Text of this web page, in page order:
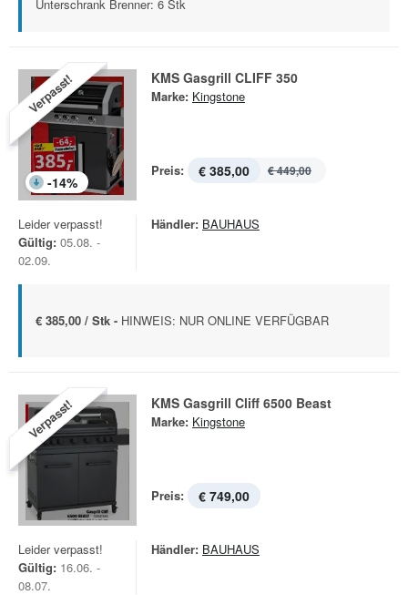
Unterschrank Brenner: 6 Stk
Verpasst!
-14%
KMS Gasgrill CLIFF 350
Marke: Kingstone
Preis: € 385,00 € 449,00
Leider verpasst!
Gültig: 05.08. -
02.09.
Händler: BAUHAUS
€ 385,00 / Stk - HINWEIS: NUR ONLINE VERFÜGBAR
Verpasst! KMS Gasgrill Cliff 6500 Beast
Marke: Kingstone
Preis: € 749,00
Leider verpasst!
Gültig: 16.06. -
08.07.
Händler: BAUHAUS